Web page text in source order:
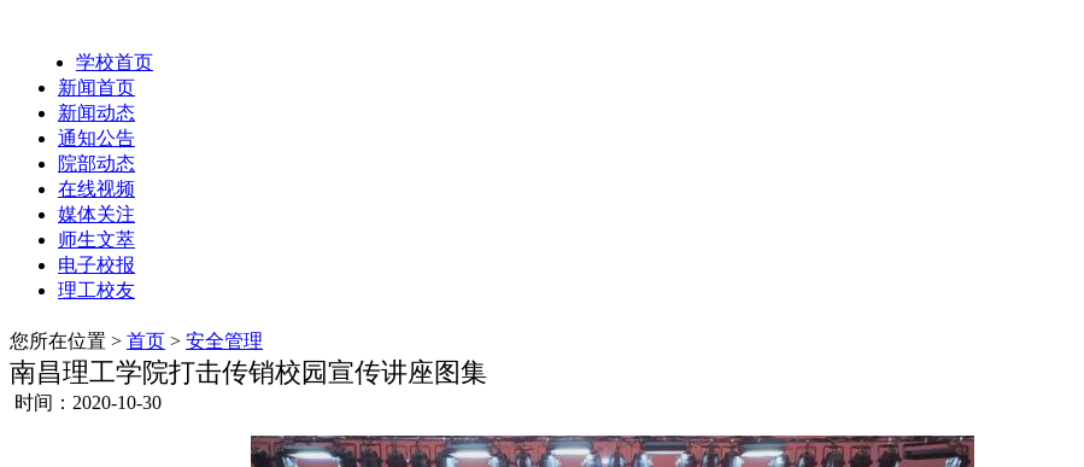
学校首页
新闻首页
新闻动态
通知公告
院部动态
在线视频
媒体关注
师生文萃
电子校报
理工校友
您所在位置 > 首页 > 安全管理
南昌理工学院打击传销校园宣传讲座图集
时间：2020-10-30